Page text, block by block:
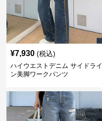
¥7,930 (税込)
ハイウエストデニム サイドライ
ン美脚ワークパンツ